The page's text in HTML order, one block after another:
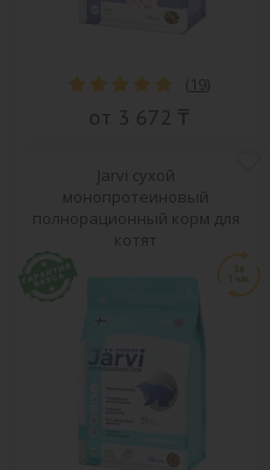
( 19)
от 3 672 ₸
Jarvi сухой
монопротеиновый
полнорационный корм для
котят